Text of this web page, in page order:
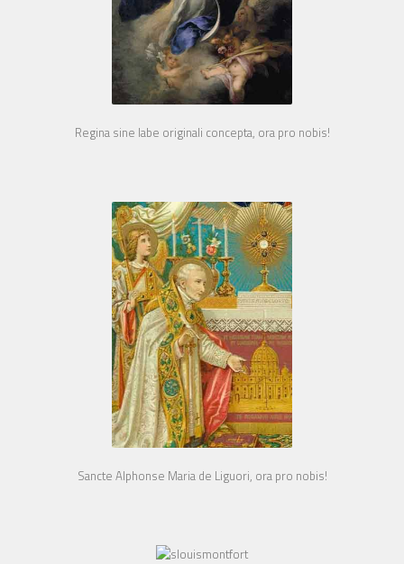
Regina sine labe originali concepta, ora pro nobis!
Sancte Alphonse Maria de Liguori, ora pro nobis!